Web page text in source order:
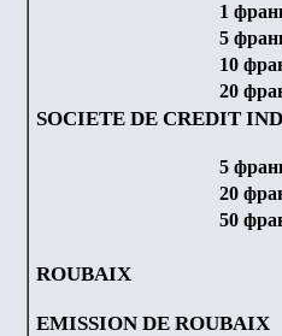
1
5
10
20
SOCIETE DE CREDIT
5
20
50
ROUBAIX
EMISSION DE ROUBAIX